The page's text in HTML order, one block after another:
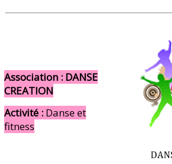
Association : DANSE
CREATION
Activité : Danse et
fitness